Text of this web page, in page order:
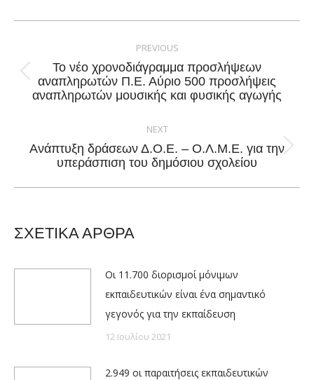
Facebook
X
PinterestLinkedIn
PREVIOUS
Previous
post:
Το νέο χρονοδιάγραμμα προσλήψεων
αναπληρωτών Π.Ε. Αύριο 500 προσλήψεις
αναπληρωτών μουσικής και φυσικής αγωγής
NEXT
Next
post:
Ανάπτυξη δράσεων Δ.Ο.Ε. – Ο.Λ.Μ.Ε. για την
υπεράσπιση του δημόσιου σχολείου
ΣΧΕΤΙΚΑ ΑΡΘΡΑ
Οι 11.700 διορισμοί μόνιμων
εκπαιδευτικών είναι ένα σημαντικό
γεγονός για την εκπαίδευση
12 Ιουλίου 2021
2.949 οι παραιτήσεις εκπαιδευτικών